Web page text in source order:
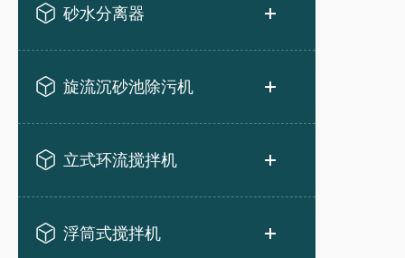
砂水分离器
旋流沉砂池除污机
立式环流搅拌机
浮筒式搅拌机